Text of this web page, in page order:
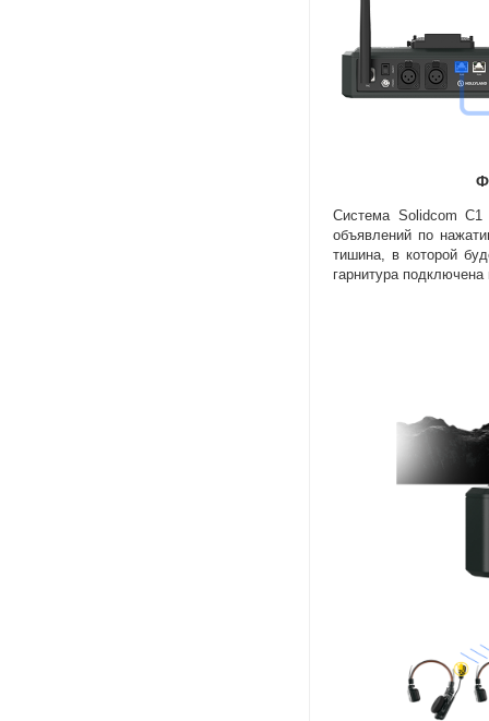
Система Solidcom
объявлений по
тишина
в которой
гарнитура подключена